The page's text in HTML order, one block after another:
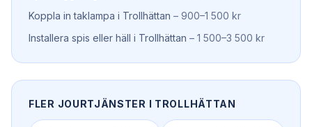
Koppla in taklampa i Trollhättan – 900–1 500 kr
Installera spis eller häll i Trollhättan – 1 500–3 500 kr
FLER JOURTJÄNSTER I TROLLHÄTTAN